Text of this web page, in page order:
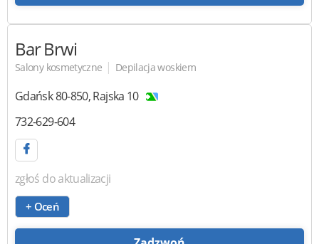
Bar Brwi
Salony kosmetyczne | Depilacja woskiem
Gdańsk80-850,Rajska 10
732-629-604
zgłoś do aktualizacji
+ Oceń